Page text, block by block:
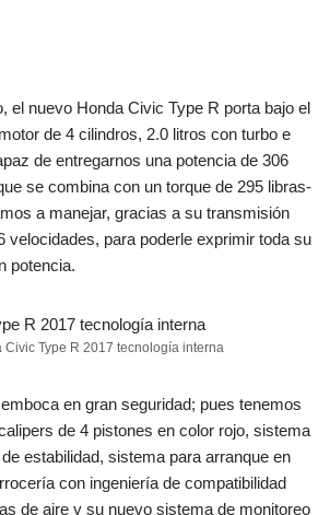
el nuevo Honda Civic Type R porta bajo el
de 4 cilindros, 2.0 litros con turbo e
de entregarnos una potencia de 306
se combina con un torque de 295 libras-
a manejar, gracias a su transmisión
velocidades, para poderle exprimir toda su
potencia.
Civic Type R 2017 tecnología interna
en gran seguridad; pues tenemos
de 4 pistones en color rojo, sistema
estabilidad, sistema para arranque en
con ingeniería de compatibilidad
de aire y su nuevo sistema de monitoreo